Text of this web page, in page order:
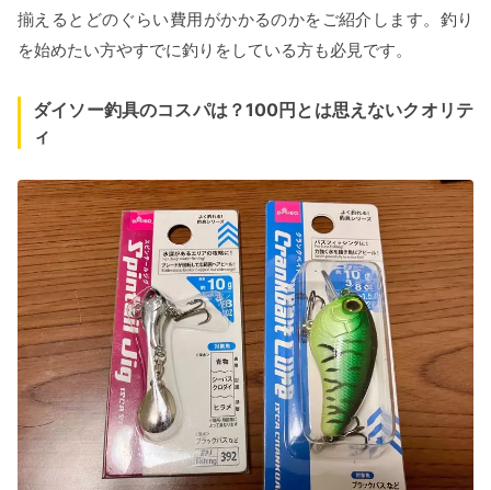
揃えるとどのぐらい費用がかかるのかをご紹介します。釣り
を始めたい方やすでに釣りをしている方も必見です。
ダイソー釣具のコスパは？100円とは思えないクオリテ
ィ